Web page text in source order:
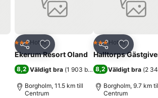
Favoriter
Dela Lägg till i Mina Favoriter
3 Stjärnor
Hotell
Ekerum Resort Oland
8,2 Väldigt bra (1 903 betyg)
Borgholm, 11.5 km till
Centrum
Dela Lägg till
3 Stjärnor
Hotell
Halltorps
8,2 Väldigt bra (2
Borgholm, 9.7 km
Centrum